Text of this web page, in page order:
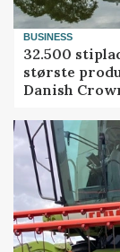
BUSINESS
32.500
største
Danish